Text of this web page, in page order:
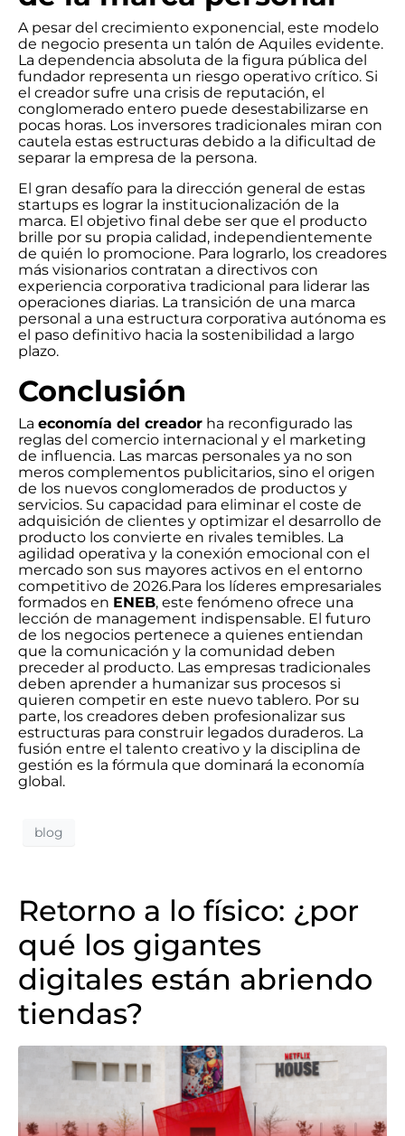
A pesar del crecimiento exponencial, este modelo
de negocio presenta un talón de Aquiles evidente.
La dependencia absoluta de la figura pública del
fundador representa un riesgo operativo crítico. Si
el creador sufre una crisis de reputación, el
conglomerado entero puede desestabilizarse en
pocas horas. Los inversores tradicionales miran con
cautela estas estructuras debido a la dificultad de
separar la empresa de la persona.
El gran desafío para la dirección general de estas
startups es lograr la institucionalización de la
marca. El objetivo final debe ser que el producto
brille por su propia calidad, independientemente
de quién lo promocione. Para lograrlo, los creadores
más visionarios contratan a directivos con
experiencia corporativa tradicional para liderar las
operaciones diarias. La transición de una marca
personal a una estructura corporativa autónoma es
el paso definitivo hacia la sostenibilidad a largo
plazo.
Conclusión
La economía del creador ha reconfigurado las
reglas del comercio internacional y el marketing
de influencia. Las marcas personales ya no son
meros complementos publicitarios, sino el origen
de los nuevos conglomerados de productos y
servicios. Su capacidad para eliminar el coste de
adquisición de clientes y optimizar el desarrollo de
producto los convierte en rivales temibles. La
agilidad operativa y la conexión emocional con el
mercado son sus mayores activos en el entorno
competitivo de 2026.Para los líderes empresariales
formados en ENEB, este fenómeno ofrece una
lección de management indispensable. El futuro
de los negocios pertenece a quienes entiendan
que la comunicación y la comunidad deben
preceder al producto. Las empresas tradicionales
deben aprender a humanizar sus procesos si
quieren competir en este nuevo tablero. Por su
parte, los creadores deben profesionalizar sus
estructuras para construir legados duraderos. La
fusión entre el talento creativo y la disciplina de
gestión es la fórmula que dominará la economía
global.
blog
Retorno a lo físico: ¿por
qué los gigantes
digitales están abriendo
tiendas?